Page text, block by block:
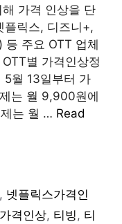
가격 인상을 단
릭스, 디즈니+,
등 주요 OTT 업체
별 가격인상정
5월 13일부터 가
는 월 9,900원에
는 월 … Read
, 넷플릭스가격인
격인상, 티빙 , 티